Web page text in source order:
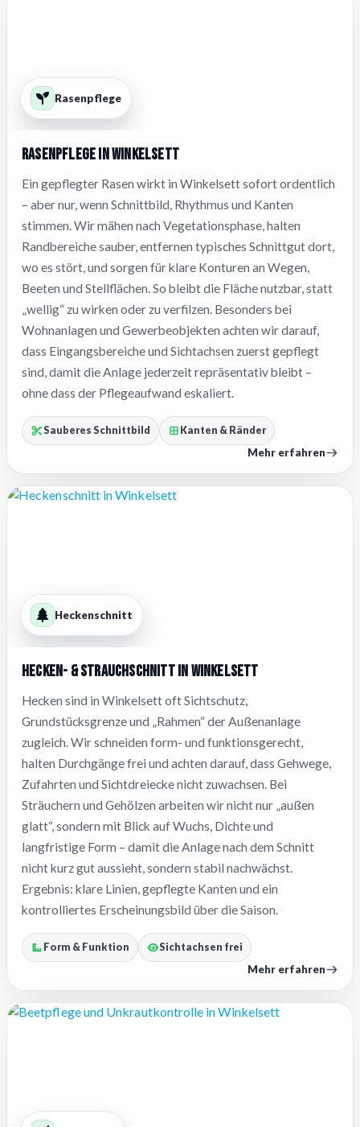
Rasenpflege
Rasenpflege in Winkelsett
Ein gepflegter Rasen wirkt in Winkelsett sofort ordentlich
– aber nur, wenn Schnittbild, Rhythmus und Kanten
stimmen. Wir mähen nach Vegetationsphase, halten
Randbereiche sauber, entfernen typisches Schnittgut dort,
wo es stört, und sorgen für klare Konturen an Wegen,
Beeten und Stellflächen. So bleibt die Fläche nutzbar, statt
„wellig“ zu wirken oder zu verfilzen. Besonders bei
Wohnanlagen und Gewerbeobjekten achten wir darauf,
dass Eingangsbereiche und Sichtachsen zuerst gepflegt
sind, damit die Anlage jederzeit repräsentativ bleibt –
ohne dass der Pflegeaufwand eskaliert.
Sauberes Schnittbild Kanten & Ränder
Mehr erfahren
Heckenschnitt
Hecken- & Strauchschnitt in Winkelsett
Hecken sind in Winkelsett oft Sichtschutz,
Grundstücksgrenze und „Rahmen“ der Außenanlage
zugleich. Wir schneiden form- und funktionsgerecht,
halten Durchgänge frei und achten darauf, dass Gehwege,
Zufahrten und Sichtdreiecke nicht zuwachsen. Bei
Sträuchern und Gehölzen arbeiten wir nicht nur „außen
glatt“, sondern mit Blick auf Wuchs, Dichte und
langfristige Form – damit die Anlage nach dem Schnitt
nicht kurz gut aussieht, sondern stabil nachwächst.
Ergebnis: klare Linien, gepflegte Kanten und ein
kontrolliertes Erscheinungsbild über die Saison.
Form & Funktion Sichtachsen frei
Mehr erfahren